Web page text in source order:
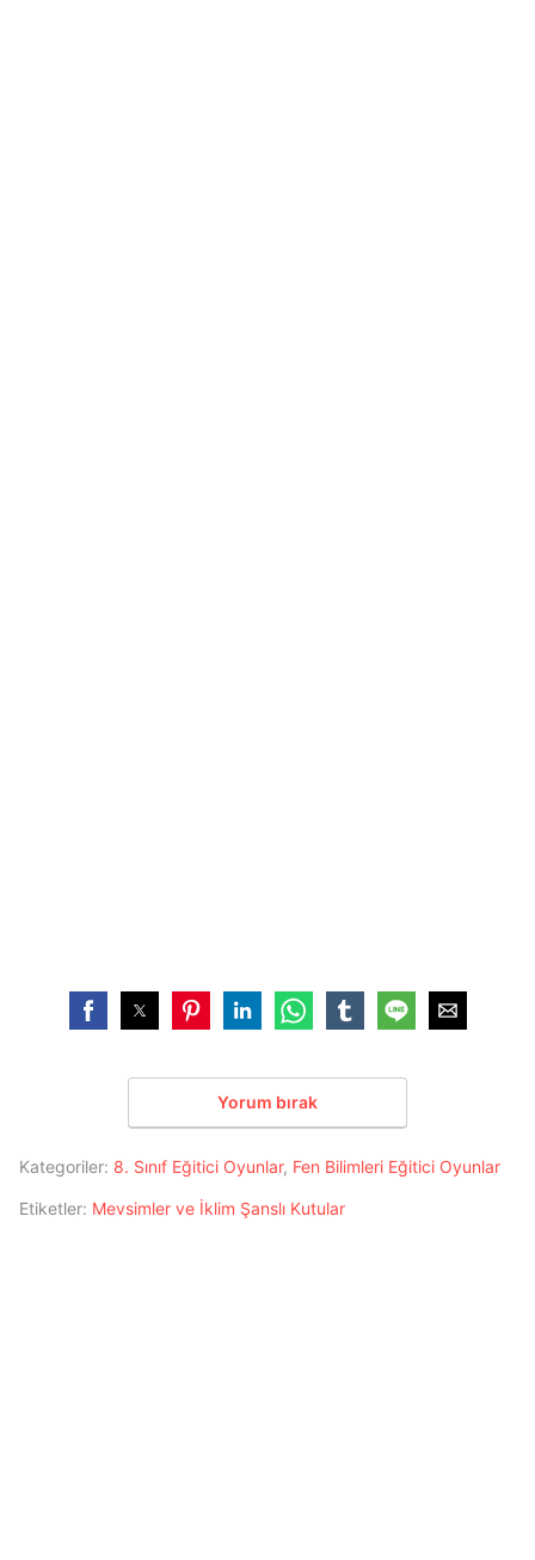
Yorum bırak
Kategoriler: 8. Sınıf Eğitici Oyunlar, Fen Bilimleri Eğitici Oyunlar
Etiketler: Mevsimler ve İklim Şanslı Kutular